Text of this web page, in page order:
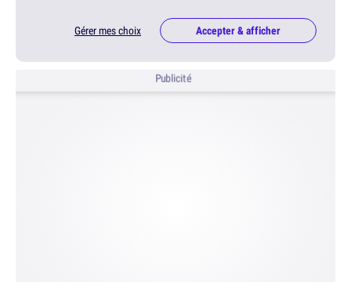
Gérer mes choix Accepter & afficher
Publicité